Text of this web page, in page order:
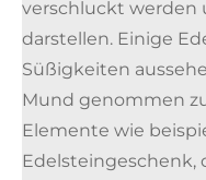
verschluckt werden
darstellen. Einige
Süßigkeiten
Mund genommen
Elemente wie
Edelsteingeschenk,